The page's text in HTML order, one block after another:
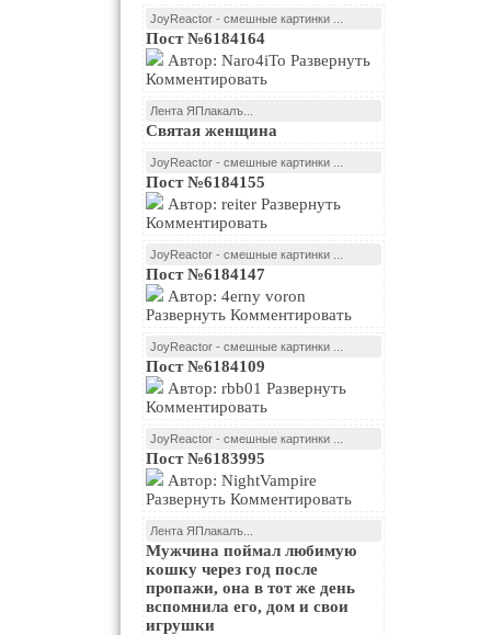
JoyReactor - смешные картинки ...
Пост №6184164
Комментировать
Лента ЯПлакалъ...
Святая женщина
JoyReactor - смешные картинки ...
Пост №6184155
Комментировать
JoyReactor - смешные картинки ...
Пост №6184147
Развернуть Комментировать
JoyReactor - смешные картинки ...
Пост №6184109
Комментировать
JoyReactor - смешные картинки ...
Пост №6183995
Развернуть Комментировать
Лента ЯПлакалъ...
Мужчина поймал любимую
кошку через год после
пропажи, она в тот же день
вспомнила его, дом и свои
игрушки